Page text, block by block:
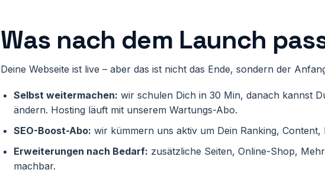
Was nach dem Launch
Deine Webseite ist live – aber das ist nicht das Ende, sondern der
Selbst weitermachen: wir schulen Dich in 30 Min, danach kannst
ändern. Hosting läuft mit unserem Wartungs-Abo.
SEO-Boost-Abo: wir kümmern uns aktiv um Dein Ranking, Content,
Erweiterungen nach Bedarf: zusätzliche Seiten, Online-Shop,
machbar.